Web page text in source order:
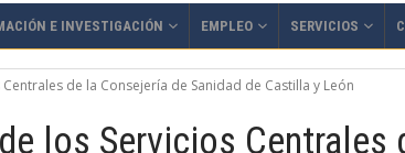
E INVESTIGACIÓN EMPLEO SERVICIOS
de la Consejería de Sanidad de Castilla y León
los Servicios Centrales